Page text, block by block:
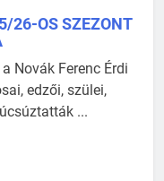
26-OS SZEZONT
Novák Ferenc Érdi
edzői, szülei,
...